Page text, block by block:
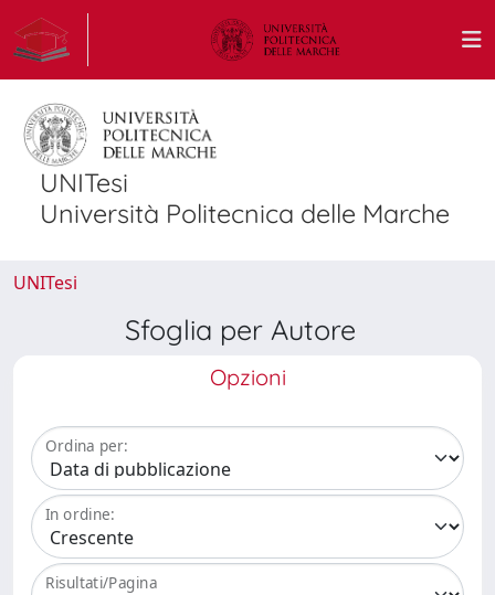
UNITesi
Università Politecnica delle Marche
UNITesi
Sfoglia per Autore
Opzioni
Ordina per:
In ordine:
Risultati/Pagina